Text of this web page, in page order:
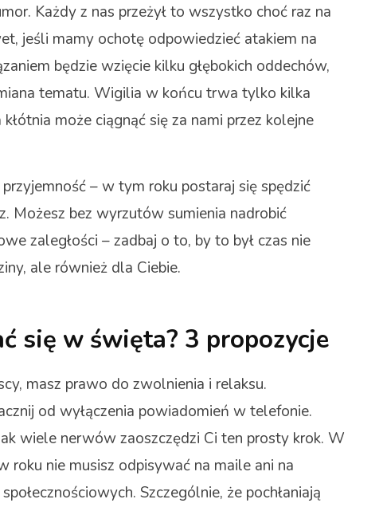
Każdy z nas przeżył to wszystko choć raz na
jeśli mamy ochotę odpowiedzieć atakiem na
będzie wzięcie kilku głębokich oddechów,
tematu. Wigilia w końcu trwa tylko kilka
może ciągnąć się za nami przez kolejne
– w tym roku postaraj się spędzić
Możesz bez wyrzutów sumienia nadrobić
zaległości – zadbaj o to, by to był czas nie
ale również dla Ciebie.
się w święta? 3 propozycje
masz prawo do zwolnienia i relaksu.
od wyłączenia powiadomień w telefonie.
wiele nerwów zaoszczędzi Ci ten prosty krok. W
nie musisz odpisywać na maile ani na
Szczególnie, że pochłaniają